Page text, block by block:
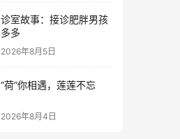
诊室故事：接诊肥胖男孩
多多
2026年8月5日
“荷”你相遇，莲莲不忘
2026年8月4日